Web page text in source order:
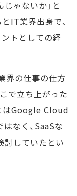
ゃないか」と
IT業界出身で、
トとしての経
界の仕事の仕方
こで立ち上がった
はGoogle Cloud
なく、SaaSな
討していたとい